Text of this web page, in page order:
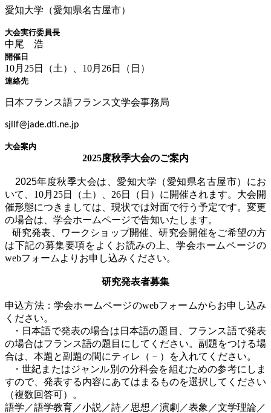
愛知大学（愛知県名古屋市）
大会実行委員長
中尾 浩
開催日
10月25日（土）、10月26日（日）
連絡先
日本フランス語フランス文学会事務局
sjllf@jade.dti.ne.jp
大会案内
2025度秋季大会のご案内
2025年度秋季大会は、愛知大学（愛知県名古屋市）にお
いて、 10月 25日（土）、 26日（日）に開催されます。大会開
催形態につきましては、現状では対面で行う予定です。変更
の場合は、学会ホームページで告知いたします。
研究発表、ワークショップ開催、研究会開催をご希望の方
は下記の募集要項をよくお読みの上、学会ホームページの
webフォームよりお申し込みください。
研究発表者募集
申込方法：学会ホームページのwebフォームからお申し込み
ください。
・日本語で発表の場合は日本語の題目、フランス語で発表
の場合はフランス語の題目にしてください。副題をつける場
合は、本題と副題の間にティレ（－）を入れてください。
・世紀またはジャンル別の分科会を組むための参考にしま
すので、発表する内容にあてはまるものを選択してください
（複数回答可）。
語学／語学教育／小説／詩／思想／演劇／表象／文学理論／